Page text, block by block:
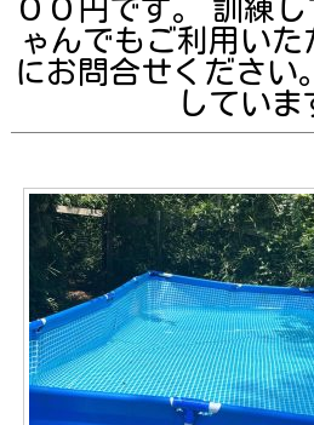
００円です。 訓練
ゃんでもご利用い
にお問合せください
していま